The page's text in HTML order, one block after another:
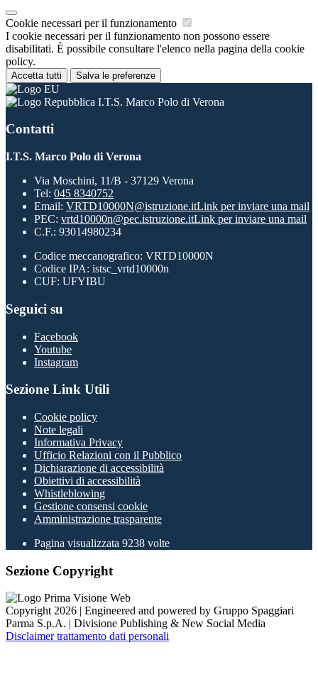
Cookie necessari per il funzionamento
I cookie necessari per il funzionamento non possono essere
disabilitati. È possibile consultare l'elenco nella pagina della cookie
policy.
Accetta tutti Salva le preferenze
I.T.S. Marco Polo di Verona
Contatti
I.T.S. Marco Polo di Verona
Via Moschini, 11/B - 37129 Verona
Tel: 045 8340752
Email: VRTD10000N@istruzione.itLink per inviare una mail
PEC: vrtd10000n@pec.istruzione.itLink per inviare una mail
C.F.: 93014980234
Codice meccanografico: VRTD10000N
Codice IPA: istsc_vrtd10000n
CUF: UFYIBU
Seguici su
Facebook
Youtube
Instagram
Sezione Link Utili
Cookie policy
Note legali
Informativa Privacy
Ufficio Relazioni con il Pubblico
Dichiarazione di accessibilità
Obiettivi di accessibilità
Whistleblowing
Gestione consensi cookie
Amministrazione trasparente
Pagina visualizzata 9238 volte
Sezione Copyright
Copyright 2026 | Engineered and powered by Gruppo Spaggiari
Parma S.p.A. | Divisione Publishing & New Social Media
Disclaimer trattamento dati personali